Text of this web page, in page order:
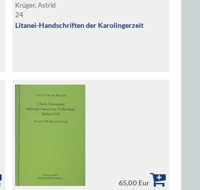
Krüger, Astrid
24
Litanei-Handschriften der Karolingerzeit
65,00 Eur